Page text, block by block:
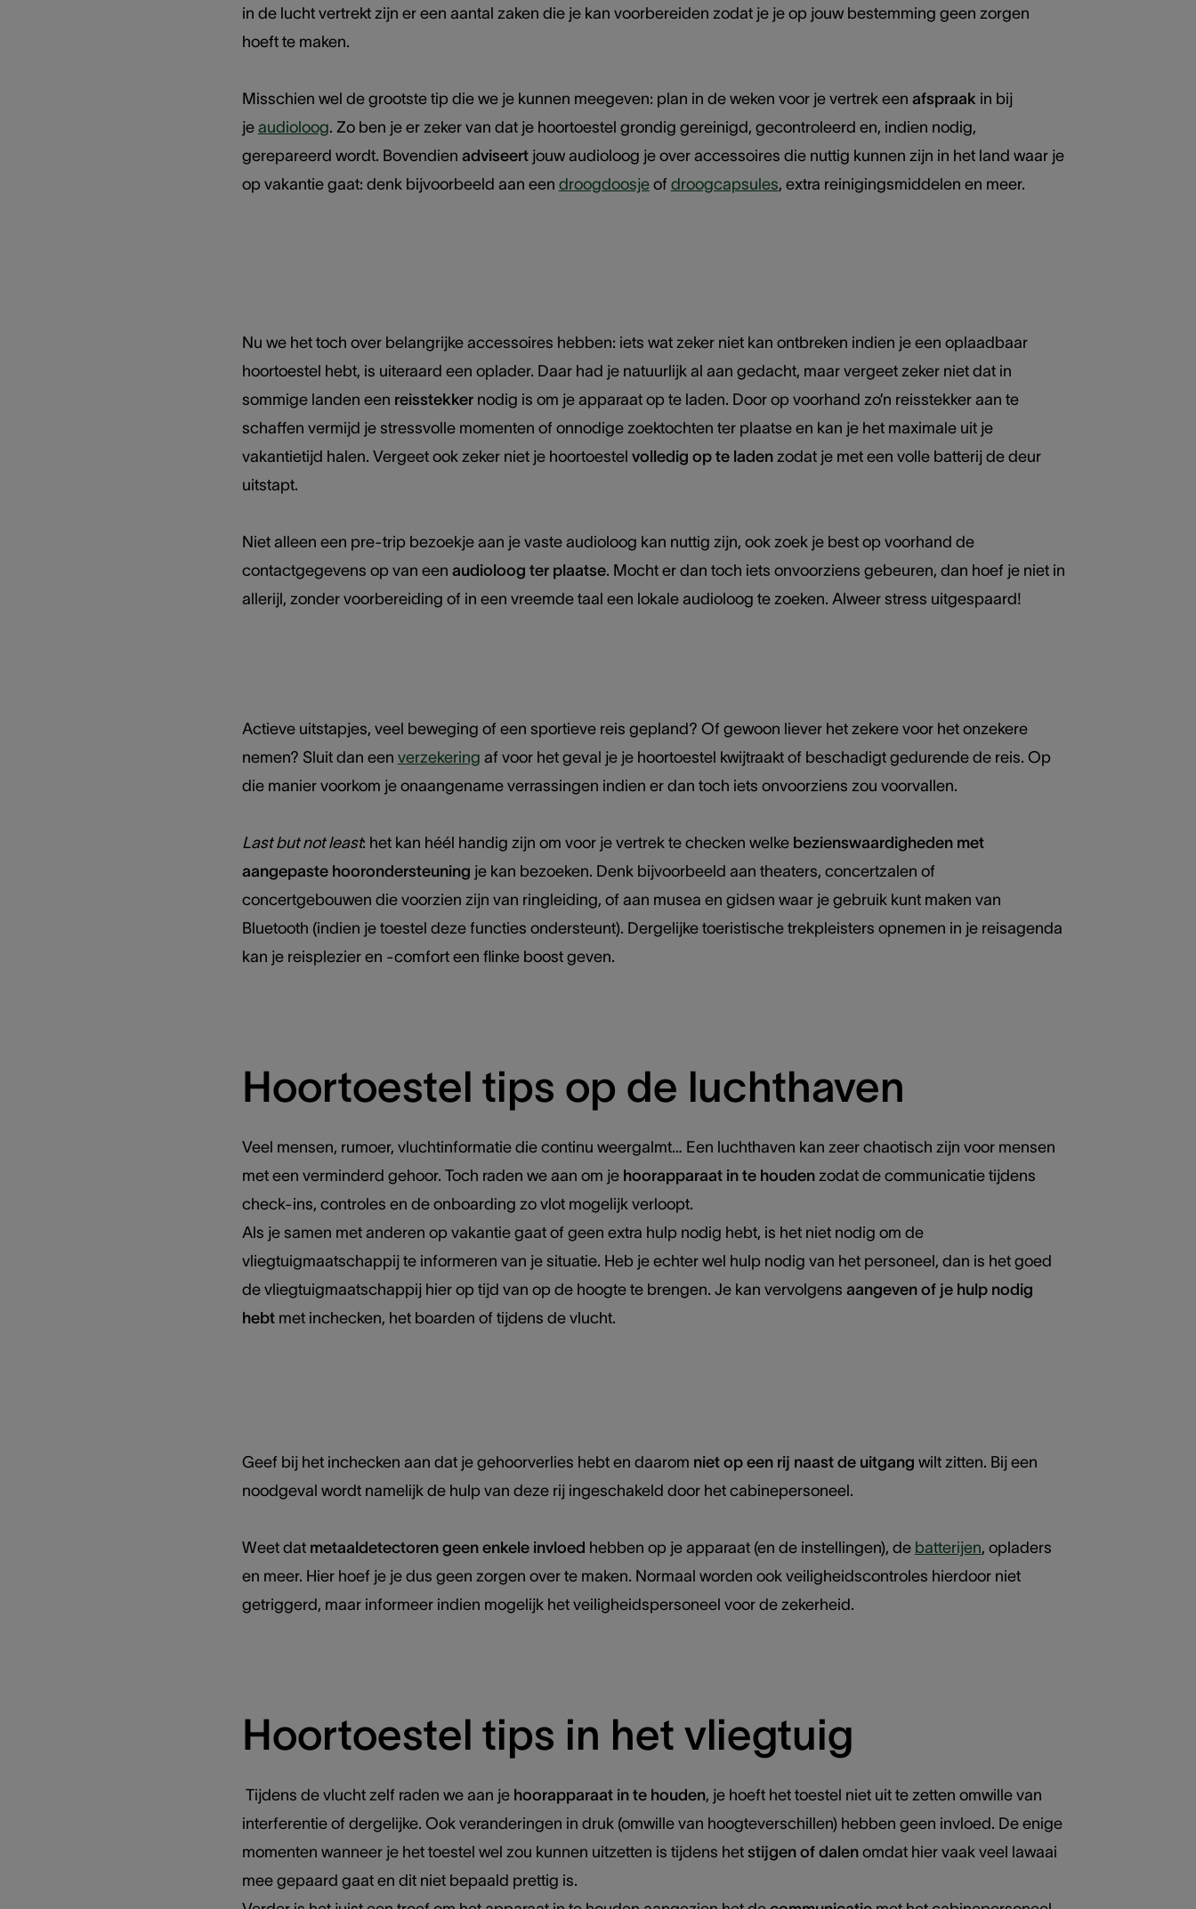
in de lucht vertrekt zijn er een aantal zaken die je kan voorbereiden zodat je je op jouw bestemming geen zorgen
hoeft te maken.
Misschien wel de grootste tip die we je kunnen meegeven: plan in de weken voor je vertrek een afspraak in bij
je audioloog. Zo ben je er zeker van dat je hoortoestel grondig gereinigd, gecontroleerd en, indien nodig,
gerepareerd wordt. Bovendien adviseertjouw audioloog je over accessoires die nuttig kunnen zijn in het land waar je
op vakantie gaat: denk bijvoorbeeld aan een droogdoosjeof droogcapsules, extra reinigingsmiddelen en meer.
Nu we het toch over belangrijke accessoires hebben: iets wat zeker niet kan ontbreken indien je een oplaadbaar
hoortoestel hebt, is uiteraard een oplader. Daar had je natuurlijk al aan gedacht, maar vergeet zeker niet dat in
sommige landen een reisstekkernodig is om je apparaat op te laden. Door op voorhand zo’n reisstekker aan te
schaffen vermijd je stressvolle momenten of onnodige zoektochten ter plaatse en kan je het maximale uit je
vakantietijd halen. Vergeet ook zeker niet je hoortoestel volledig op te ladenzodat je met een volle batterij de deur
uitstapt.
Niet alleen een pre-trip bezoekje aan je vaste audioloog kan nuttig zijn, ook zoek je best op voorhand de
contactgegevens op van een audioloog ter plaatse. Mocht er dan toch iets onvoorziens gebeuren, dan hoef je niet in
allerijl, zonder voorbereiding of in een vreemde taal een lokale audioloog te zoeken. Alweer stress uitgespaard!
Actieve uitstapjes, veel beweging of een sportieve reis gepland? Of gewoon liever het zekere voor het onzekere
nemen? Sluit dan een verzekering af voor het geval je je hoortoestel kwijtraakt of beschadigt gedurende de reis. Op
die manier voorkom je onaangename verrassingen indien er dan toch iets onvoorziens zou voorvallen.
Last but not least: het kan héél handig zijn om voor je vertrek te checken welke bezienswaardigheden met
aangepaste hoorondersteuning je kan bezoeken. Denk bijvoorbeeld aan theaters, concertzalen of
concertgebouwen die voorzien zijn van ringleiding, of aan musea en gidsen waar je gebruik kunt maken van
Bluetooth (indien je toestel deze functies ondersteunt). Dergelijke toeristische trekpleisters opnemen in je reisagenda
kan je reisplezier en -comfort een flinke boost geven.
Hoortoestel tips op de luchthaven
Veel mensen, rumoer, vluchtinformatie die continu weergalmt… Een luchthaven kan zeer chaotisch zijn voor mensen
met een verminderd gehoor. Toch raden we aan om je hoorapparaat in te houdenzodat de communicatie tijdens
check-ins, controles en de onboarding zo vlot mogelijk verloopt.
Als je samen met anderen op vakantie gaat of geen extra hulp nodig hebt, is het niet nodig om de
vliegtuigmaatschappij te informeren van je situatie. Heb je echter wel hulp nodig van het personeel, dan is het goed
de vliegtuigmaatschappij hier op tijd van op de hoogte te brengen. Je kan vervolgens aangeven of je hulp nodig
hebtmet inchecken, het boarden of tijdens de vlucht.
Geef bij het inchecken aan dat je gehoorverlies hebt en daarom niet op een rij naast de uitgang wilt zitten. Bij een
noodgeval wordt namelijk de hulp van deze rij ingeschakeld door het cabinepersoneel.
Weet dat metaaldetectoren geen enkele invloed hebben op je apparaat (en de instellingen), de batterijen, opladers
en meer. Hier hoef je je dus geen zorgen over te maken. Normaal worden ook veiligheidscontroles hierdoor niet
getriggerd, maar informeer indien mogelijk het veiligheidspersoneel voor de zekerheid.
Hoortoestel tips in het vliegtuig
Tijdens de vlucht zelf raden we aan je hoorapparaat in te houden, je hoeft het toestel niet uit te zetten omwille van
interferentie of dergelijke. Ook veranderingen in druk (omwille van hoogteverschillen) hebben geen invloed. De enige
momenten wanneer je het toestel wel zou kunnen uitzetten is tijdens het stijgen of dalenomdat hier vaak veel lawaai
mee gepaard gaat en dit niet bepaald prettig is.